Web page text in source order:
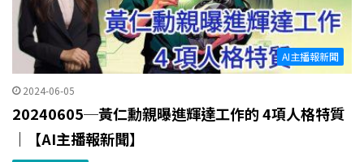
AI主播報新聞
2024-06-05
20240605─黃仁勳親曝進輝達工作的 4項人格特質
｜【AI主播報新聞】